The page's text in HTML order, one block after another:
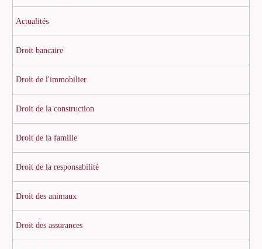
Actualités
Droit bancaire
Droit de l'immobilier
Droit de la construction
Droit de la famille
Droit de la responsabilité
Droit des animaux
Droit des assurances